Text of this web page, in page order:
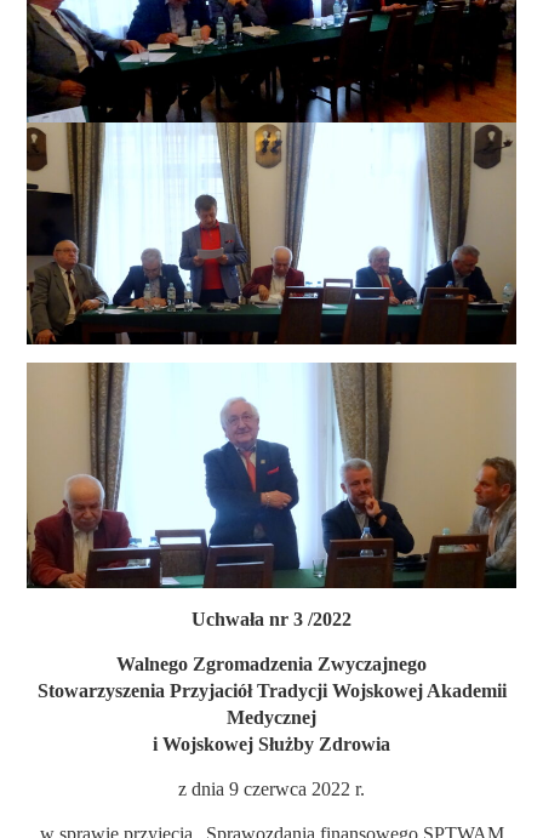
Uchwała nr 3 /2022
Walnego Zgromadzenia Zwyczajnego
Stowarzyszenia Przyjaciół Tradycji Wojskowej Akademii
Medycznej
i Wojskowej Służby Zdrowia
z dnia 9 czerwca 2022 r.
w sprawie przyjęcia „Sprawozdania finansowego SPTWAM